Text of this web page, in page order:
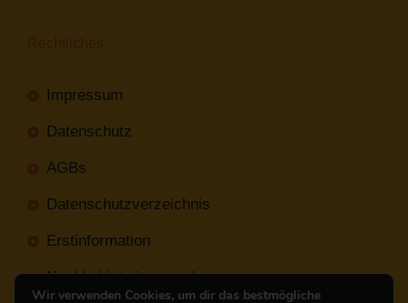
Impressum
Datenschutz
AGBs
Datenschutzverzeichnis
Erstinformation
Nachhaltigkeitsverordnung
Wir verwenden Cookies, um dir das bestmögliche